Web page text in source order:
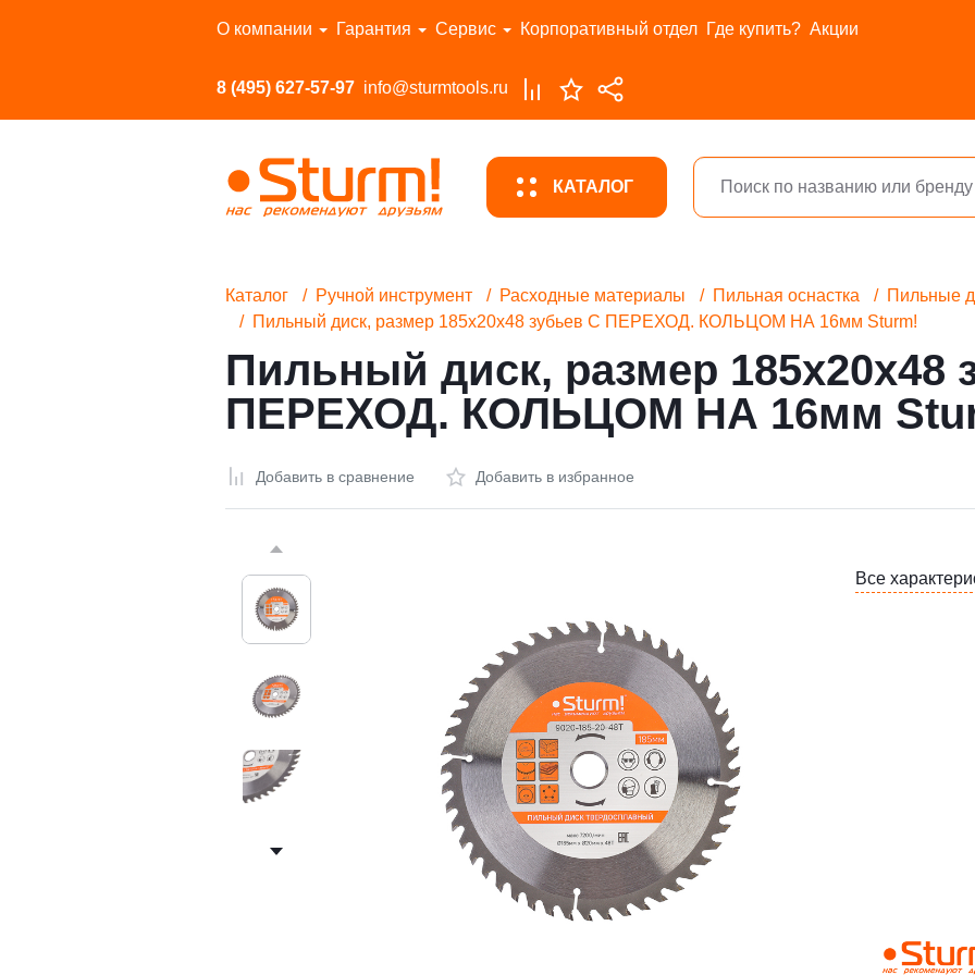
О компании Гарантия Сервис Корпоративный отдел Где купить? Акции
8 (495) 627-57-97 info@sturmtools.ru
КАТАЛОГ
Перейти в каталог
Каталог Ручной инструмент Расходные материалы Пильная оснастка
Пильные
Пильный диск, размер 185x20x48 зубьев С ПЕРЕХОД. КОЛЬЦОМ НА 16мм Sturm!
Пильный диск, размер 185x20x48
ПЕРЕХОД. КОЛЬЦОМ НА 16мм
Добавить в сравнение Добавить в избранное
Все